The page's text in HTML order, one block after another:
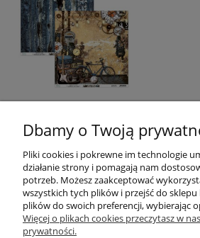
« 1 2 3
Informacje
Opłaty i koszty
Dbamy o Twoją
Pliki cookies i pokrewne im technologie
działanie strony i pomagają nam
potrzeb. Możesz zaakceptować
wszystkich tych plików i przejść do
plików do swoich preferencji, wybierając
Więcej o plikach cookies przeczytasz w
prywatności.